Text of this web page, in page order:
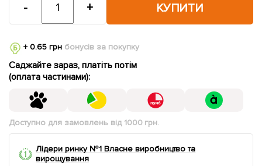
КУПИТИ
- +
+ 0.65 грнбонусів за покупку
Саджайте зараз, платіть потім
(оплата частинами):
Доступно для замовлень від 1000 грн.
Лідери ринку №1 Власне виробництво та
вирощування